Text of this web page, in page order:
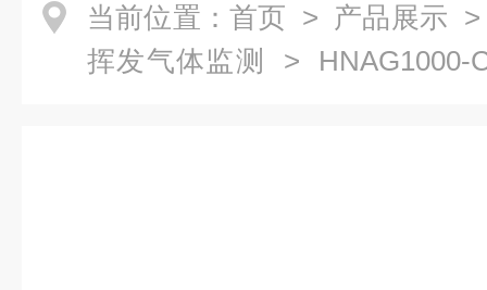
当前位置： 首页 > 产品展示
挥发气体监测
> HNAG1000-